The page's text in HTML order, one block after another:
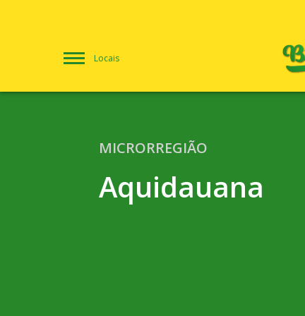
Locais
MICRORREGIÃO
Aquidauana